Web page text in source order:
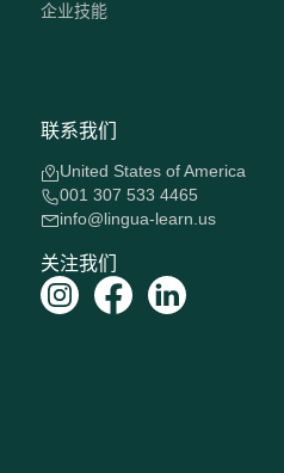
企业技能
联系我们
United States of America
001 307 533 4465
info@lingua-learn.us
关注我们